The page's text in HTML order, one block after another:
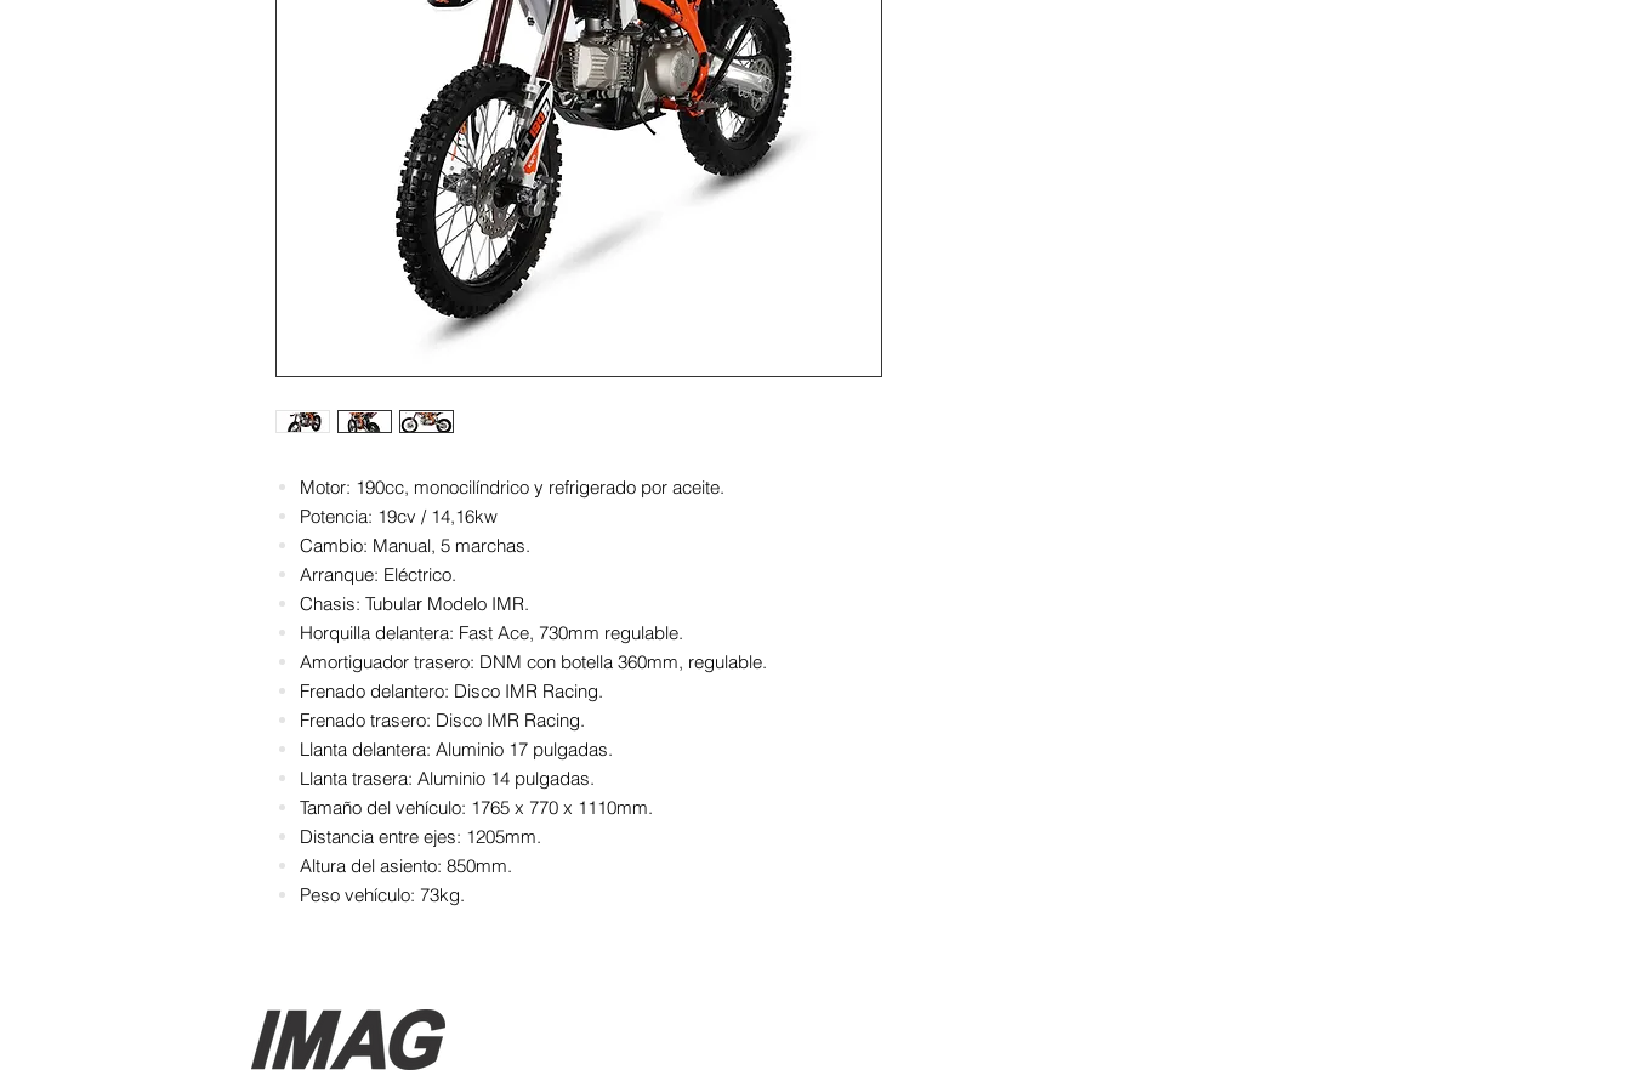
Motor: 190cc, monocilíndrico y refrigerado por aceite.
Potencia: 19cv / 14,16kw
Cambio: Manual, 5 marchas.
Arranque: Eléctrico.
Chasis: Tubular Modelo IMR.
Horquilla delantera: Fast Ace, 730mm regulable.
Amortiguador trasero: DNM con botella 360mm, regulable.
Frenado delantero: Disco IMR Racing.
Frenado trasero: Disco IMR Racing.
Llanta delantera: Aluminio 17 pulgadas.
Llanta trasera: Aluminio 14 pulgadas.
Tamaño del vehículo: 1765 x 770 x 1110mm.
Distancia entre ejes: 1205mm.
Altura del asiento: 850mm.
Peso vehículo: 73kg.